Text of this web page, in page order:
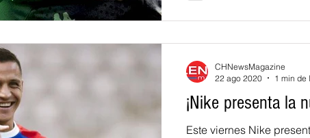
¡Nike presenta la
Este viernes Nike
CHNewsMagazine
22 ago 2020
1 min de